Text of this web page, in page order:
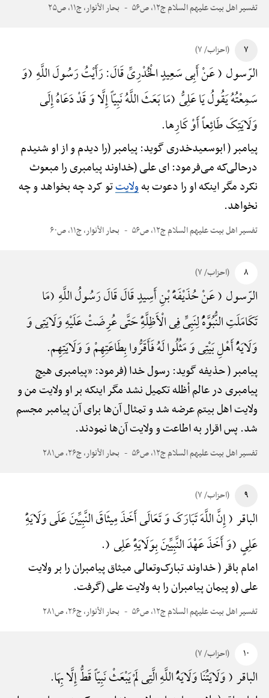
تفسیر اهل بیت علیهم السلام ج۱۲، ص۵۶ بحار الأنوار، ج۱۱، ص۲۵
۷ (احزاب/ ۷)
الرّسول ( عَنْ أَبِی سَعِیدٍ الْخُدْرِیِّ قَالَ: رَأَیْتُ رَسُولَ اللَّهِ (وَ
سَمِعْتُهُ یَقُولُ یَا عَلِیُّ (مَا بَعَثَ اللَّهُ نَبِیّاً إِلَّا وَ قَدْ دَعَاهُ إِلَی
وَلَایَتِکَ طَائِعاً أَوْ کَارِها.
پیامبر ( ابوسعیدخدری گوید: پیامبر (را دیدم و از او شنیدم
درحالی‌که می‌فرمود: ای علی (خداوند پیامبری را مبعوث
نکرد مگر اینکه او را دعوت بهولایتتو کرد چه بخواهد و چه
نخواهد.
تفسیر اهل بیت علیهم السلام ج۱۲، ص۵۶ بحار الأنوار، ج۱۱، ص۶۰
۸ (احزاب/ ۷)
الرّسول ( عَنْ حُذَیْفَهًَْ بْنِ أَسِیدٍ قَالَ قَالَ رَسُولُ اللَّهِ (مَا
تَکَامَلَتِ النُّبُوَّهًُْ لِنَبِیٍّ فِی الْأَظِلَّهًِْ حَتَّی عُرِضَتْ عَلَیْهِ وَلَایَتِی وَ
وَلَایَهًُْ أَهْلِ بَیْتِی وَ مَثُلُوا لَهُ فَأَقَرُّوا بِطَاعَتِهِمْ وَ وَلَایَتِهِم.
پیامبر ( حذیفه گوید: رسول خدا (فرمود: «پیامبری هیچ
پیامبری در عالم أظله تکمیل نشد مگر اینکه بر او ولایت من و
ولایت اهل بیتم عرضه شد و تمثال آن‌ها برای آن پیامبر مجسم
شد. پس اقرار به اطاعت و ولایت آن‌ها نمودند.
تفسیر اهل بیت علیهم السلام ج۱۲، ص۵۶ بحار الأنوار، ج۲۶، ص۲۸۱
۹ (احزاب/ ۷)
الباقر ( إِنَّ اللَّهَ تَبَارَکَ وَ تَعَالَی أَخَذَ مِیثَاقَ النَّبِیِّینَ عَلَی وَلَایَهًِْ
عَلِیٍ (وَ أَخَذَ عَهْدَ النَّبِیِّینَ بِوَلَایَهًِْ عَلِی (.
امام باقر ( خداوند تبارک‌وتعالی میثاق پیامبران را بر ولایت
علی (و پیمان پیامبران را به ولایت علی (گرفت.
تفسیر اهل بیت علیهم السلام ج۱۲، ص۵۶ بحار الأنوار، ج۲۶، ص۲۸۱
۱۰ (احزاب/ ۷)
الباقر ( وَلَایَتُنَا وَلَایَهًُْ اللَّهِ الَّتِی لَمْ یَبْعَثْ نَبِیّاً قَطُّ إِلَّا بِهَا.